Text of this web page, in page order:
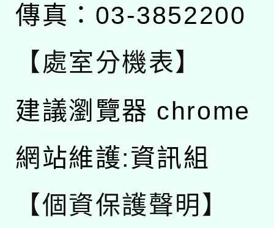
傳真：03-3852200
【處室分機表】
建議瀏覽器 chrome
網站維護:資訊組
【個資保護聲明】